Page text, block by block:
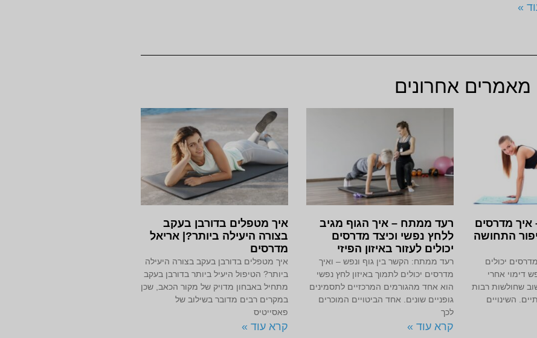
»
מאמרים אחרונים
איך מדרסים
התחושה
יכולים
דימוי אחרי
שחולשות רבות
השינויים
רעד ממתח – איך הגוף מגיב
ללחץ נפשי וכיצד מדרסים
יכולים לעזור באיזון הפיזי
רעד ממתח: הקשר בין גוף ונפש – ואיך
מדרסים יכולים לתמוך באיזון לחץ נפשי
הוא אחד מהגורמים המרכזיים לתסמינים
גופניים שונים. אחד הביטויים המוכרים
לכך
קרא עוד »
איך מטפלים בדורבן בעקב
בצורה היעילה ביותר?| אריאל
מדרסים
איך מטפלים בדורבן בעקב בצורה היעילה
ביותר? הטיפול היעיל ביותר בדורבן בעקב
מתחיל באבחון מדויק של מקור הכאב, שכן
במקרים רבים מדובר בשילוב של
פאסייטיס
קרא עוד »